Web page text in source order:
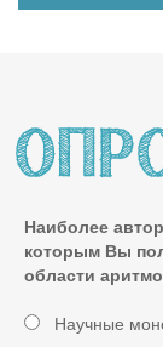
Наиболее
которым Вы
области
Научные